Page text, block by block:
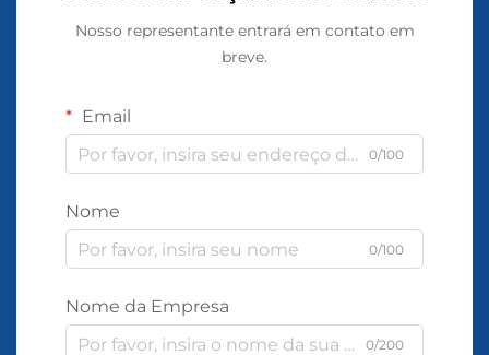
Nosso representante entrará em contato em
breve.
Email
0/100
Nome
0/100
Nome da Empresa
0/200